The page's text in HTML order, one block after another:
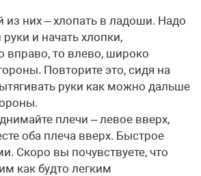
них – хлопать в ладоши. Надо
и начать хлопки,
вправо, то влево, широко
Повторите это, сидя на
руки как можно дальше
плечи – левое вверх,
оба плеча вверх. Быстрое
Скоро вы почувствуете, что
как будто легким